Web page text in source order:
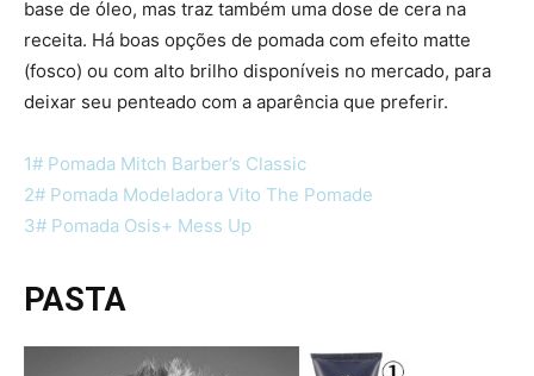
base de óleo, mas traz também uma dose de cera na
receita. Há boas opções de pomada com efeito matte
(fosco) ou com alto brilho disponíveis no mercado, para
deixar seu penteado com a aparência que preferir.
1# Pomada Mitch Barber’s Classic
2# Pomada Modeladora Vito The Pomade
3# Pomada Osis+ Mess Up
PASTA